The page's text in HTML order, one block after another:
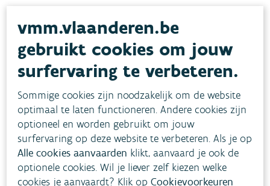
dagen. Eens het terug begint te regenen, is de put zo
weer gevuld.
Bevindt zich in Contact Veelgestelde vragen FAQ regenwater
Kan ik een premie krijgen voor
het plaatsen van een
regenwaterinstallatie?
Heel wat gemeenten geven een subsidie voor de
vmm.vlaanderen.be
gebruikt cookies om jouw
surfervaring te verbeteren.
Sommige cookies zijn noodzakelijk om de website
optimaal te laten functioneren. Andere cookies zijn
optioneel en worden gebruikt om jouw
surfervaring op deze website te verbeteren. Als je op
Alle cookies aanvaarden klikt, aanvaard je ook de
optionele cookies. Wil je liever zelf kiezen welke
cookies je aanvaardt? Klik opCookievoorkeuren